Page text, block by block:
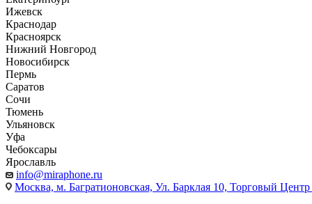
Ижевск
Краснодар
Красноярск
Нижний Новгород
Новосибирск
Пермь
Саратов
Сочи
Тюмень
Ульяновск
Уфа
Чебоксары
Ярославль
info@miraphone.ru
Москва, м. Багратионовская, Ул. Барклая 10, Торговый